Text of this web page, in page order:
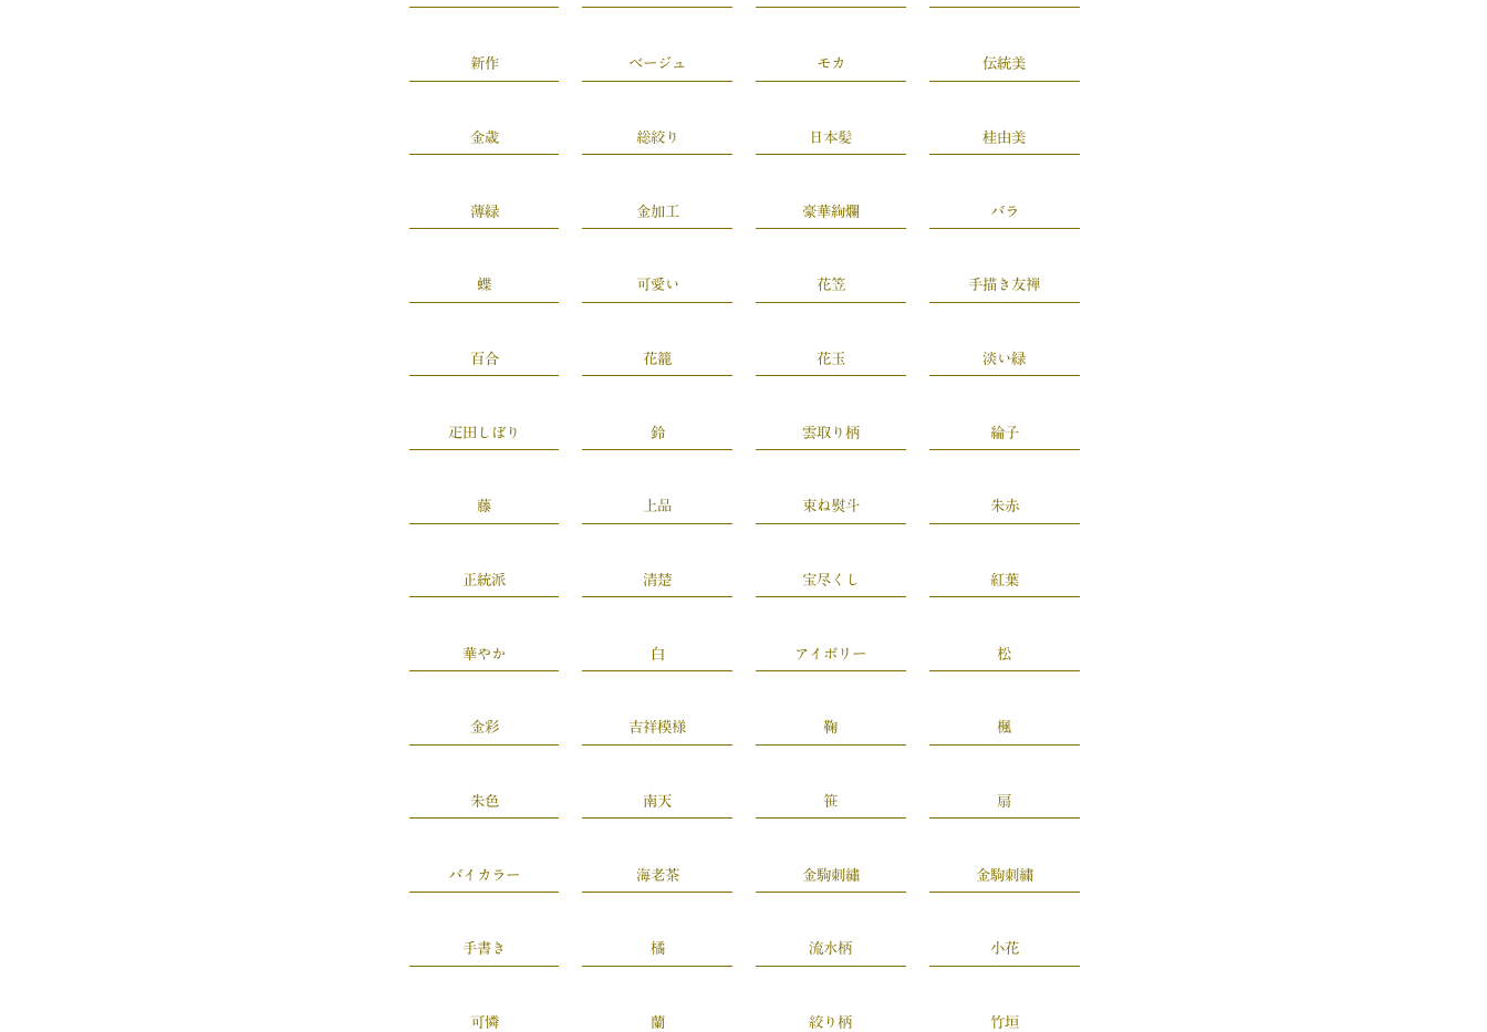
新作 ベージュ モカ 伝統美
金歳 総絞り 日本髪 桂由美
薄緑 金加工 豪華絢爛 バラ
蝶 可愛い 花笠 手描き友禅
百合 花籠 花玉 淡い緑
疋田しぼり 鈴 雲取り柄 綸子
藤 上品 束ね熨斗 朱赤
正統派 清楚 宝尽くし 紅葉
華やか 白 アイボリー 松
金彩 吉祥模様 鞠 楓
朱色 南天 笹 扇
バイカラー 海老茶 金駒刺繡 金駒刺繍
手書き 橘 流水柄 小花
可憐 蘭 絞り柄 竹垣